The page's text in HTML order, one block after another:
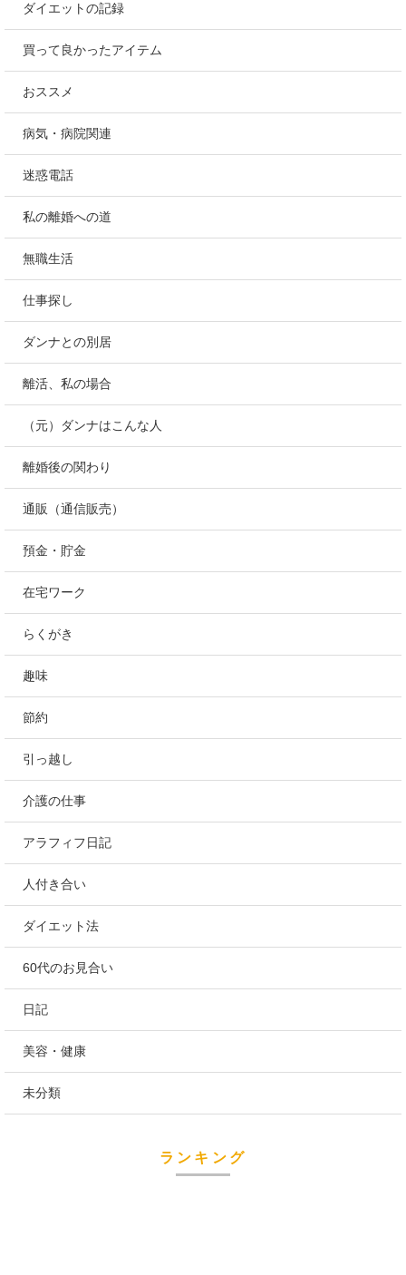
ダイエットの記録
買って良かったアイテム
おススメ
病気・病院関連
迷惑電話
私の離婚への道
無職生活
仕事探し
ダンナとの別居
離活、私の場合
（元）ダンナはこんな人
離婚後の関わり
通販（通信販売）
預金・貯金
在宅ワーク
らくがき
趣味
節約
引っ越し
介護の仕事
アラフィフ日記
人付き合い
ダイエット法
60代のお見合い
日記
美容・健康
未分類
ランキング